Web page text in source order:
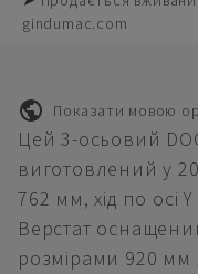
gindumac.com
Показати мовою
Цей 3-осьовий
виготовлений у
762 мм, хід по осі
Верстат
розмірами 920